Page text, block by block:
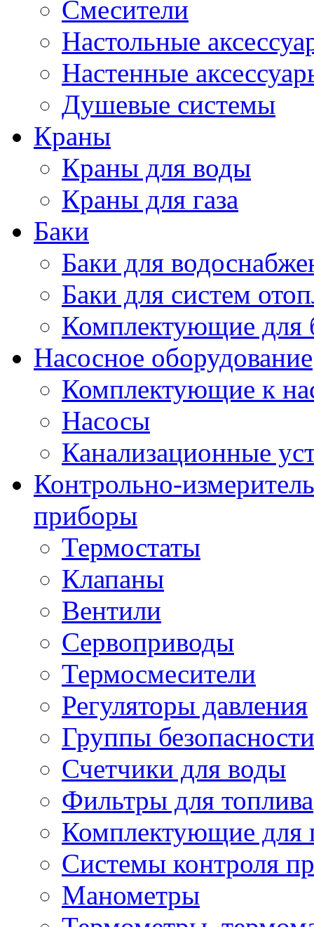
Смесители
Настольные
Настенные
Душевые системы
Краны
Краны для воды
Краны для газа
Баки
Баки для
Баки для систем
Комплектующие для
Насосное оборудование
Комплектующие к
Насосы
Канализационные
Контрольно-
приборы
Термостаты
Клапаны
Вентили
Сервоприводы
Термосмесители
Регуляторы давления
Группы безопасности
Счетчики для воды
Фильтры для топлива
Комплектующие для
Системы контроля
Манометры